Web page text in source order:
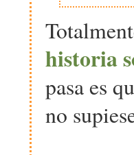
historia
pasa es
no